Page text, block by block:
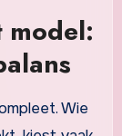
model:
Wie